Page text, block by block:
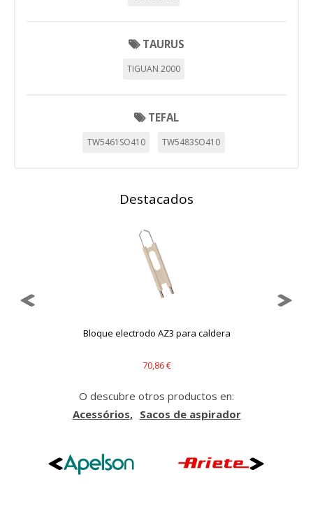
TAURUS
TIGUAN 2000
TEFAL
TW5461SO410 TW5483SO410
Destacados
Bloque electrodo AZ3 para caldera
70,86 €
O descubre otros productos en:
Acessórios
Sacos de aspirador